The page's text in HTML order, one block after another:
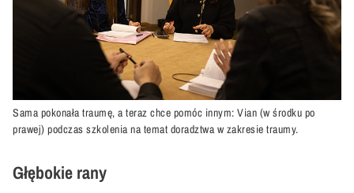
Sama pokonała traumę, a teraz chce pomóc innym: Vian (w środku po
prawej) podczas szkolenia na temat doradztwa w zakresie traumy.
Głębokie rany